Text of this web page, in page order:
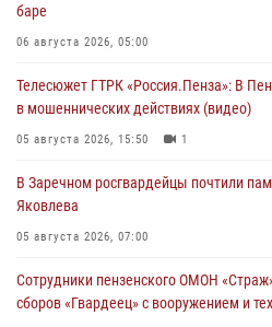
баре
06 августа 2026, 05:00
Телесюжет ГТРК «Россия.Пенза»: В
в мошеннических действиях (видео)
05 августа 2026, 15:50 1
В Заречном росгвардейцы почтили
Яковлева
05 августа 2026, 07:00
Сотрудники пензенского ОМОН
сборов «Гвардеец» с вооружением и